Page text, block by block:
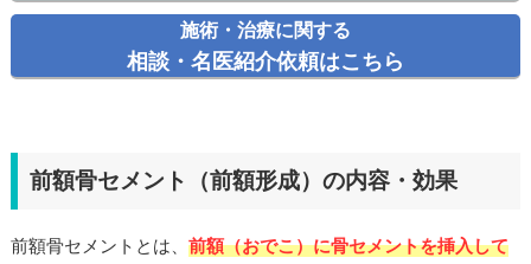
施術・治療に関する
相談・名医紹介依頼はこちら
前額骨セメント（前額形成）の内容・効果
前額骨セメントとは、 前額（おでこ）に骨セメントを挿入して